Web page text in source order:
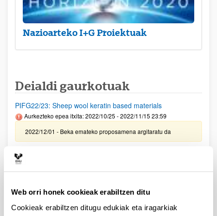
Web orri honek cookieak erabiltzen ditu
Cookieak erabiltzen ditugu edukiak eta iragarkiak
Nazioarteko I+G Proiektuak
Deialdi gaurkotuak
PIFG22/23: Sheep wool keratin based materials
Aurkezteko epea itxita: 2022/10/25 - 2022/11/15 23:59
2022/12/01 - Beka emateko proposamena argitaratu da
PIFG22/25: “Superconducting circuits”
PIFG22/24: “Optical fiber sensors"
Aurkezteko epea itxita: 2022/10/27 - 2022/11/18 23:59